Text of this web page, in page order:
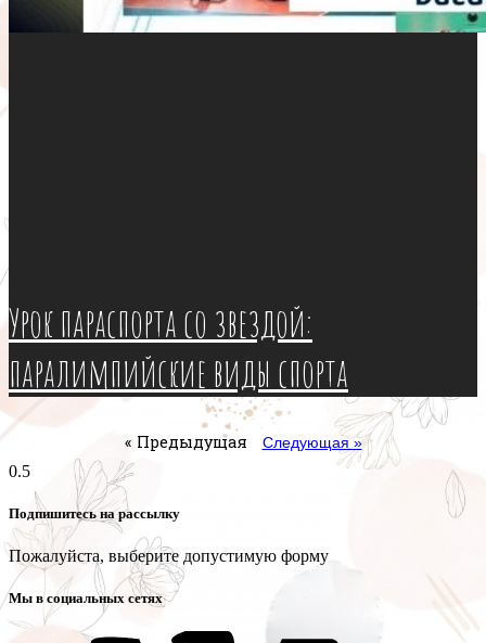
Урок параспорта со звездой:
паралимпийские виды спорта
« Предыдущая Следующая »
Подпишитесь на рассылку
Пожалуйста, выберите допустимую форму
Мы в социальных сетях